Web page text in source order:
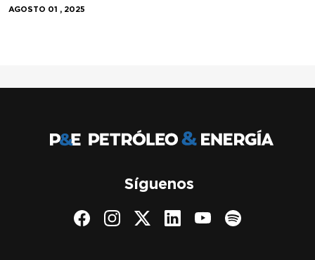
AGOSTO 01 , 2025
Síguenos